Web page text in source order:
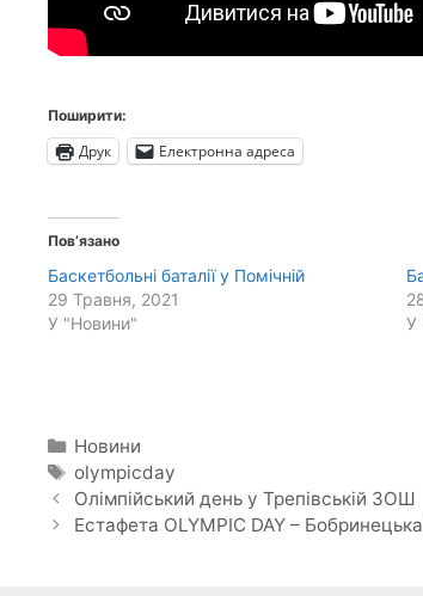
Поширити:
Друк Електронна адреса
Пов’язано
Баскетбольні баталії у Помічній
29 Травня, 2021
У "Новини"
У
Категорії
Новини
Позначки
olympicday
Олімпійський день у Трепівській ЗОШ
Естафета OLYMPIC DAY –